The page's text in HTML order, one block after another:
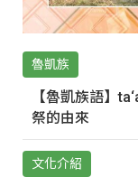
魯凱族
【魯凱族語】
祭的由來
文化介紹